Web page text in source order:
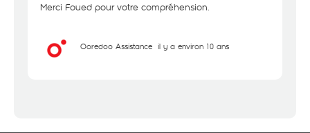
Merci Foued pour votre compréhension.
Ooredoo Assistance il y a environ 10 ans